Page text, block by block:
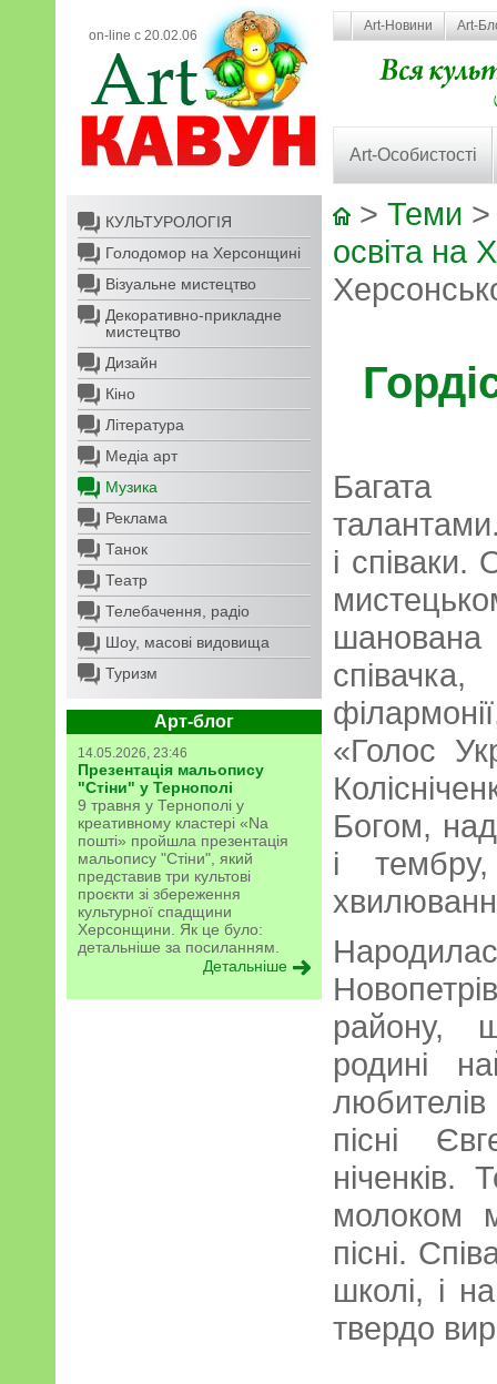
on-line с 20.02.06
Art-Новини Art-
Art-Особистості
КУЛЬТУРОЛОГІЯ
Голодомор на Херсонщині
Візуальне мистецтво
Декоративно-прикладне
мистецтво
Дизайн
Кіно
Література
Медіа арт
Музика
Реклама
Танок
Театр
Телебачення, радіо
Шоу, масові видовища
Туризм
Арт-блог
14.05.2026, 23:46
Презентація мальопису
"Стіни" у Тернополі
9 травня у Тернополі у
креативному кластері «Na
пошті» пройшла презентація
мальопису "Стіни", який
представив три культові
проєкти зі збереження
культурної спадщини
Херсонщини. Як це було:
детальніше за посиланням.
Детальніше
> Теми
освіта на
Багата
і співаки.
«Голос
Богом,
і
району,
родині
пісні
ніченків.
молоком
пісні.
школі, і
твердо